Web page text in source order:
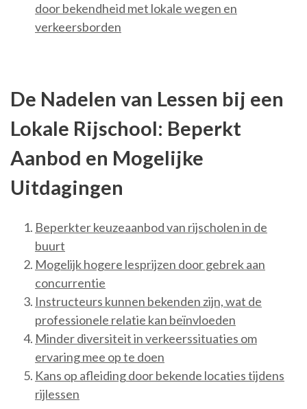
door bekendheid met lokale wegen en
verkeersborden
De Nadelen van Lessen bij een
Lokale Rijschool: Beperkt
Aanbod en Mogelijke
Uitdagingen
Beperkter keuzeaanbod van rijscholen in de
buurt
Mogelijk hogere lesprijzen door gebrek aan
concurrentie
Instructeurs kunnen bekenden zijn, wat de
professionele relatie kan beïnvloeden
Minder diversiteit in verkeerssituaties om
ervaring mee op te doen
Kans op afleiding door bekende locaties tijdens
rijlessen